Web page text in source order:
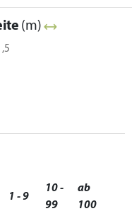
(m)
1 - 9
10 -
99
ab
100